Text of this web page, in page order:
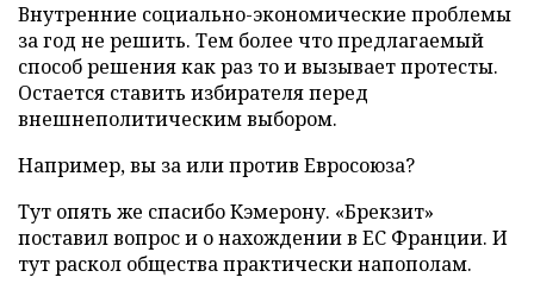
Внутренние социально-экономические проблемы
за год не решить. Тем более что предлагаемый
способ решения как раз то и вызывает протесты.
Остается ставить избирателя перед
внешнеполитическим выбором.
Например, вы за или против Евросоюза?
Тут опять же спасибо Кэмерону. «Брекзит»
поставил вопрос и о нахождении в ЕС Франции. И
тут раскол общества практически напополам.